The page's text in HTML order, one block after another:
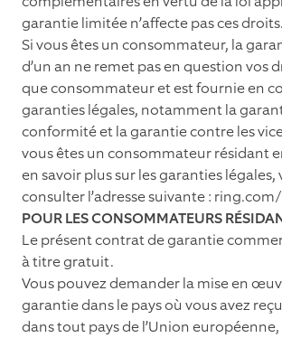
garantie limitée n’affecte pas ces droits.
Si vous êtes un consommateur, la
d’un an ne remet pas en question vos
que consommateur et est fournie en
garanties légales, notamment la
conformité et la garantie contre les
vous êtes un consommateur résidant
en savoir plus sur les garanties légales,
consulter l’adresse suivante :
POUR LES CONSOMMATEURS
Le présent contrat de garantie
à titre gratuit.
Vous pouvez demander la mise en
garantie dans le pays où vous avez
dans tout pays de l’Union